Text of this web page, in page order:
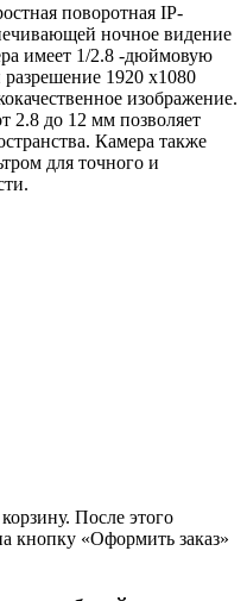
поворотная IP-
ночное видение
имеет 1/2.8 -дюймовую
1920 x1080
изображение.
2.8 до 12 мм позволяет
Камера также
для точного и
После этого
кнопку «Оформить заказ»